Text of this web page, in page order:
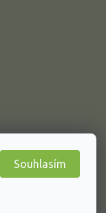
Souhlasím